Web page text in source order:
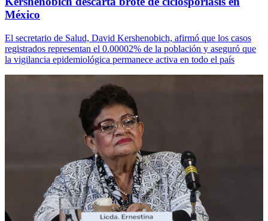
México
El secretario de Salud, David Kershenobich, afirmó que los casos
registrados representan el 0.00002% de la población y aseguró que
la vigilancia epidemiológica permanece activa en todo el país